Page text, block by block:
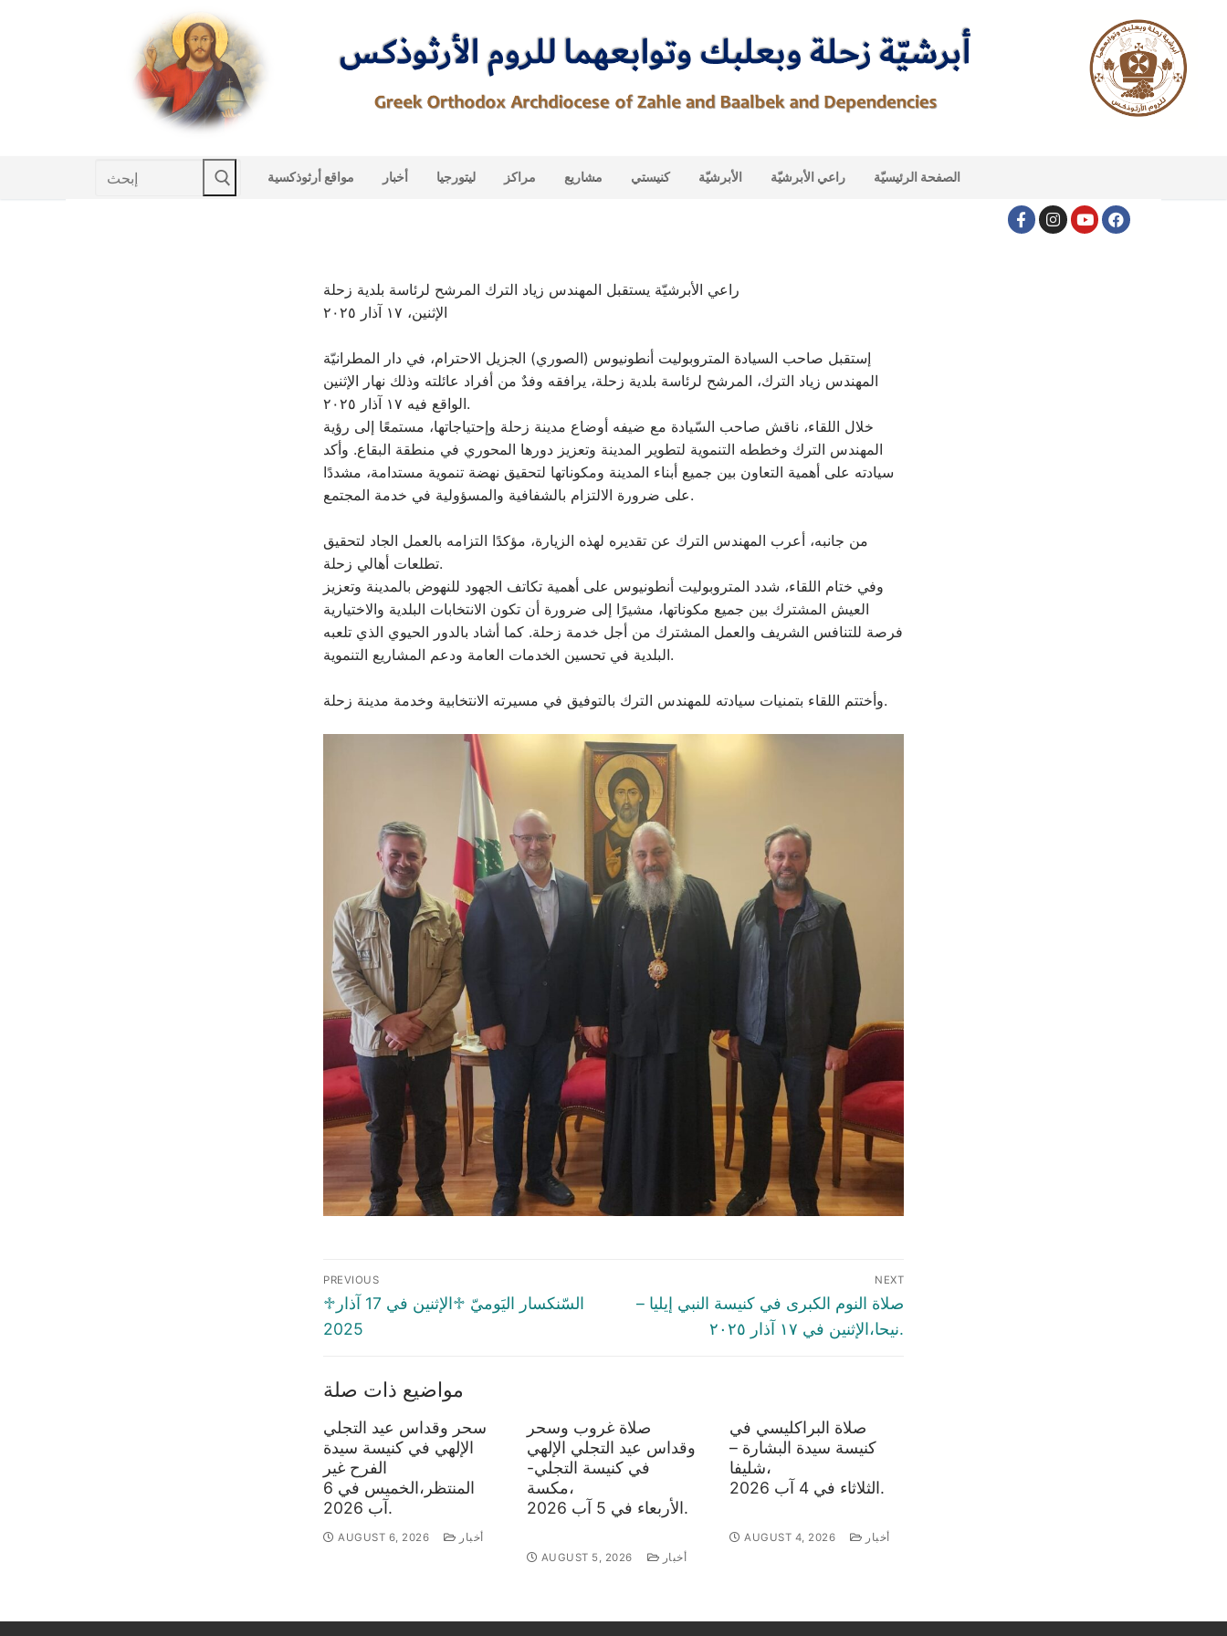
Search
مواقع أرثوذكسية أخبار ليتورجيا مراكز مشاريع كنيستي الأبرشيّة راعي الأبرشيّة الصفحة الرئيسيّة
راعي الأبرشيّة يستقبل المهندس زياد الترك المرشح لرئاسة بلدية زحلة
الإثنين، ١٧ آذار ٢٠٢٥
إستقبل صاحب السيادة المتروبوليت أنطونيوس (الصوري) الجزيل الاحترام، في دار المطرانيّة
المهندس زياد الترك، المرشح لرئاسة بلدية زحلة، يرافقه وفدٌ من أفراد عائلته وذلك نهار الإثنين
الواقع فيه ١٧ آذار ٢٠٢٥.
خلال اللقاء، ناقش صاحب السّيادة مع ضيفه أوضاع مدينة زحلة وإحتياجاتها، مستمعًا إلى رؤية
المهندس الترك وخططه التنموية لتطوير المدينة وتعزيز دورها المحوري في منطقة البقاع. وأكد
سيادته على أهمية التعاون بين جميع أبناء المدينة ومكوناتها لتحقيق نهضة تنموية مستدامة، مشددًا
على ضرورة الالتزام بالشفافية والمسؤولية في خدمة المجتمع.
من جانبه، أعرب المهندس الترك عن تقديره لهذه الزيارة، مؤكدًا التزامه بالعمل الجاد لتحقيق
تطلعات أهالي زحلة.
وفي ختام اللقاء، شدد المتروبوليت أنطونيوس على أهمية تكاتف الجهود للنهوض بالمدينة وتعزيز
العيش المشترك بين جميع مكوناتها، مشيرًا إلى ضرورة أن تكون الانتخابات البلدية والاختيارية
فرصة للتنافس الشريف والعمل المشترك من أجل خدمة زحلة. كما أشاد بالدور الحيوي الذي تلعبه
البلدية في تحسين الخدمات العامة ودعم المشاريع التنموية.
وأختتم اللقاء بتمنيات سيادته للمهندس الترك بالتوفيق في مسيرته الانتخابية وخدمة مدينة زحلة.
Post
navigation
PREVIOUS
Previous
post:
♱السّنكسار اليَوميّ ♱الإثنين في 17 آذار
2025
NEXT
Next
صلاة النوم الكبرى في كنيسة النبي إيليا –
نيحا،الإثنين في ١٧ آذار ٢٠٢٥.
مواضيع ذات صلة
سحر وقداس عيد التجلي
الإلهي في كنيسة سيدة
الفرح غير
المنتظر،الخميس في 6
آب 2026.
AUGUST 6, 2026 أخبار
صلاة غروب وسحر
وقداس عيد التجلي الإلهي
في كنيسة التجلي-
مكسة،
الأربعاء في 5 آب 2026.
AUGUST 5, 2026 أخبار
صلاة البراكليسي في
كنيسة سيدة البشارة –
شليفا،
الثلاثاء في 4 آب 2026.
AUGUST 4, 2026 أخبار